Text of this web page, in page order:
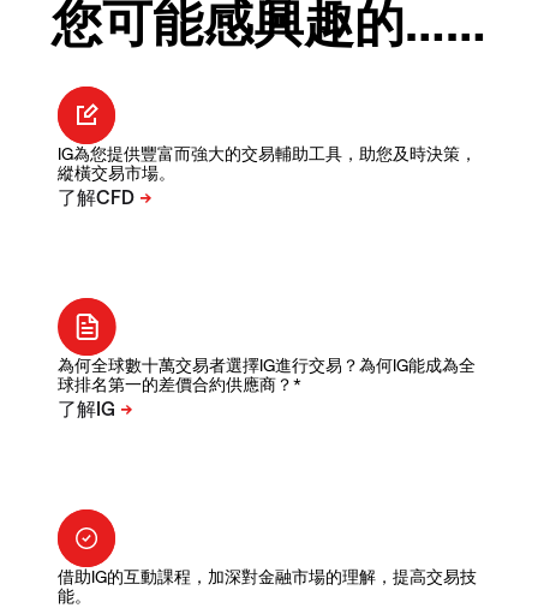
您可能感興趣的……
IG為您提供豐富而強大的交易輔助工具，助您及時決策，
縱橫交易市場。
為何全球數十萬交易者選擇IG進行交易？為何IG能成為全
球排名第一的差價合約供應商？*
借助IG的互動課程，加深對金融市場的理解，提高交易技
能。